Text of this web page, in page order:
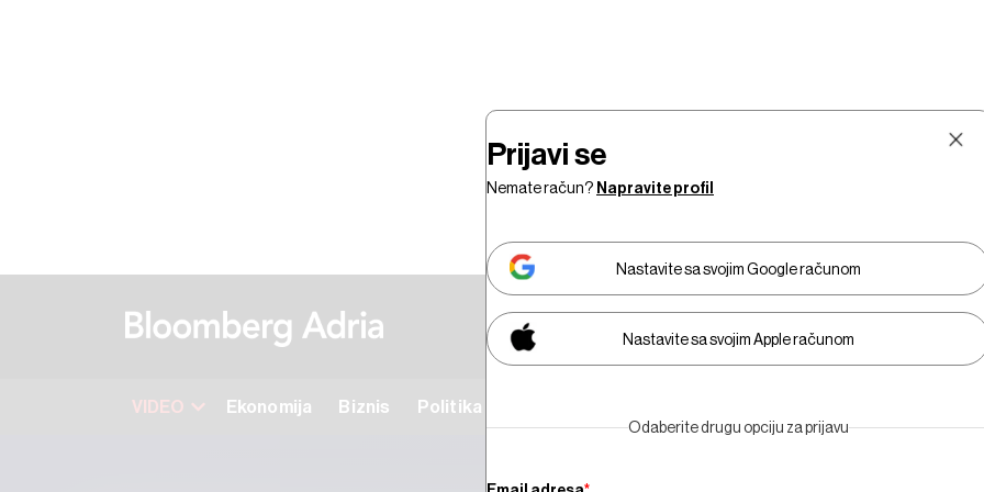
VIDEO Ekonomija Biznis Politika
Prijavi se
Nemate račun? Napravite profil
Nastavite sa svojim Google računom
Nastavite sa svojim Apple računom
Odaberite drugu opciju za prijavu